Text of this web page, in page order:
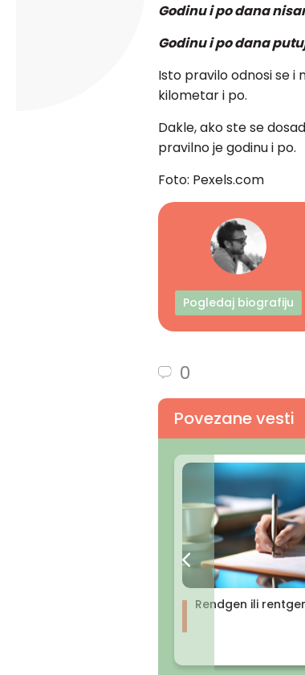
Godinu i po dana
Godinu i po dana
Isto pravilo odnosi se i
kilometar i po.
Dakle, ako ste se
pravilno je godinu i po.
Foto: Pexels.com
Pogledaj biografiju
0
Povezane vesti
Rendgen ili